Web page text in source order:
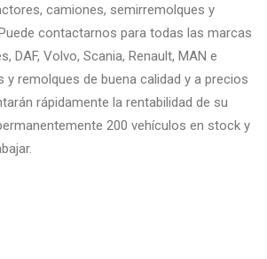
camiones, semirremolques y
contactarnos para todas las marcas
DAF, Volvo, Scania, Renault, MAN e
y remolques de buena calidad y a precios
rápidamente la rentabilidad de su
200 vehículos en stock y